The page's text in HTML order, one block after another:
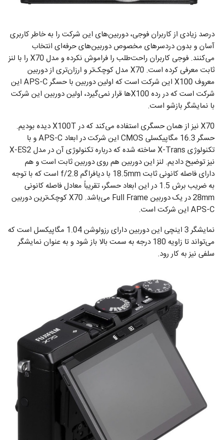
درصد زیادی از کاربران فوجی، دوربین‌های این شرکت را به خاطر کاربری
آسان و بدون دردسر‌های مخصوص دوربین‌های حرفه‌ای انتخاب
می‌کنند. فوجی کاربران راحت‌طلب را فراموش نکرده و مدل X70 را با لنز
ثابت معرفی کرده است. X70 مدل کوچک‌تر و ارزان‌تری از دوربین
معروف‌ X100 این شرکت است که اولین دوربین با حسگر APS-C این
شرکت است که در رده X100ها قرار نمی‌گیرد، اولین دوربین این شرکت
با نمایشگر بازشو است.
X70 نیز از همان حسگری استفاده می‌کند که در X100T دیده بودیم.
حسگر 16.3 مگاپیکسلی CMOS این شرکت در ابعاد APS-C و با
تکنولوژی X-Trans ساخته شده که درباره تکنولوژی آن در مدل X-ES2
نیز توضیح دادیم. لنز این دوربین هم روی دوربین ثابت است و هم
دارای فاصله کانونی ثابت 18.5mm با دیافراگم f/2.8 است که با توجه
به ضریب برش 1.5 در این ابعاد حسگر، تقریباً معادل فاصله کانونی
28mm در یک دوربین Full Frame می‌باشد. X70 کوچک‌ترین دوربین
APS-C این شرکت است.
نمایشگر 3 اینچی این دوربین دارای رزولوشن 1.04 مگاپیکسل است که
می‌تواند تا زاویه 180 درجه به سمت بالا باز شود و به عنوان نمایشگر
سلفی نیز به کار رود.